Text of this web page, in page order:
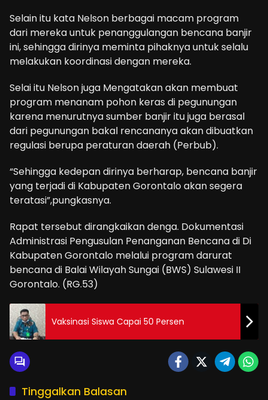
Selain itu kata Nelson berbagai macam program
dari mereka untuk penanggulangan bencana banjir
ini, sehingga dirinya meminta pihaknya untuk selalu
melakukan koordinasi dengan mereka.
Selai itu Nelson juga Mengatakan akan membuat
program menanam pohon keras di pegunungan
karena menurutnya sumber banjir itu juga berasal
dari pegunungan bakal rencananya akan dibuatkan
regulasi berupa peraturan daerah (Perbub).
“Sehingga kedepan dirinya berharap, bencana banjir
yang terjadi di Kabupaten Gorontalo akan segera
teratasi”,pungkasnya.
Rapat tersebut dirangkaikan denga. Dokumentasi
Administrasi Pengusulan Penanganan Bencana di Di
Kabupaten Gorontalo melalui program darurat
bencana di Balai Wilayah Sungai (BWS) Sulawesi II
Gorontalo. (RG.53)
Vaksinasi Siswa Capai 50 Persen
Tinggalkan Balasan